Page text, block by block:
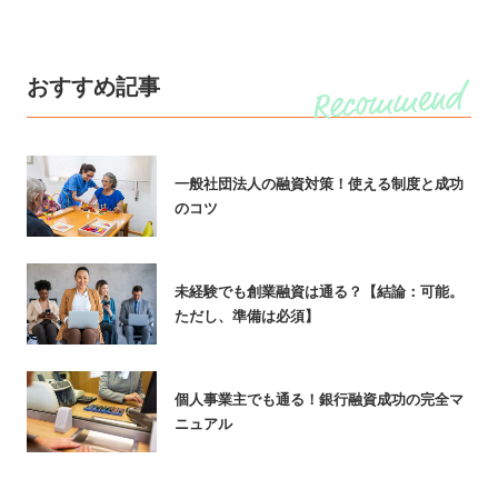
おすすめ記事
一般社団法人の融資対策！使える制度と成功
のコツ
未経験でも創業融資は通る？【結論：可能。
ただし、準備は必須】
個人事業主でも通る！銀行融資成功の完全マ
ニュアル